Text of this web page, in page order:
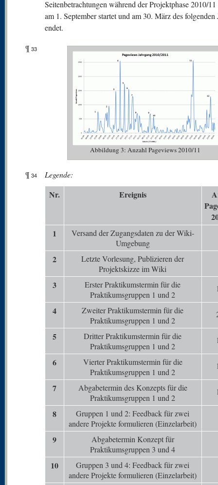
Seitenbetrachtungen während der Projektphase 2010/11
am 1. September startet und am 30. März des folgenden
endet.
¶ 33
Abbildung 3: Anzahl Pageviews 2010/11
¶ 34 Legende:
Nr. Ereignis
1
Versand der Zugangsdaten zu der Wiki-
Umgebung
2
Letzte Vorlesung, Publizieren der
Projektskizze im Wiki
3
Erster Praktikumstermin für die
Praktikumsgruppen 1 und 2
4
Zweiter Praktikumstermin für die
Praktikumsgruppen 1 und 2
5
Dritter Praktikumstermin für die
Praktikumsgruppen 1 und 2
6
Vierter Praktikumstermin für die
Praktikumsgruppen 1 und 2
7
Abgabetermin des Konzepts für die
Praktikumsgruppen 1 und 2
8
Gruppen 1 und 2: Feedback für zwei
andere Projekte formulieren (Einzelarbeit)
9
Abgabetermin Konzept für
Praktikumsgruppen 3 und 4
10
Gruppen 3 und 4: Feedback für zwei
andere Projekte formulieren (Einzelarbeit)